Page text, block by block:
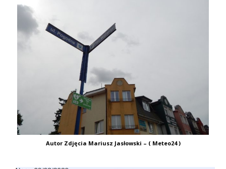
Autor Zdjęcia Mariusz Jasłowski – ( Meteo24 )